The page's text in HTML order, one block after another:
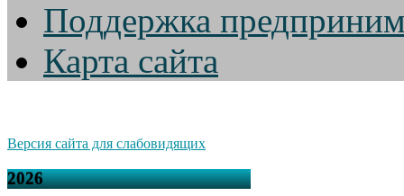
Поддержка
Карта сайта
Версия сайта для слабовидящих
2026